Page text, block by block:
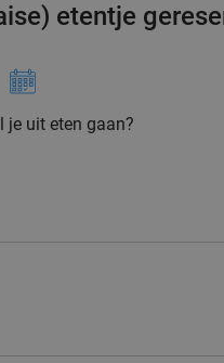
etentje
je uit eten gaan?